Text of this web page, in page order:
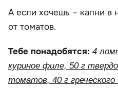
А если хочешь – капни в
от томатов.
Тебе понадобятся: 4
куриное филе, 50 г
томатов, 40 г